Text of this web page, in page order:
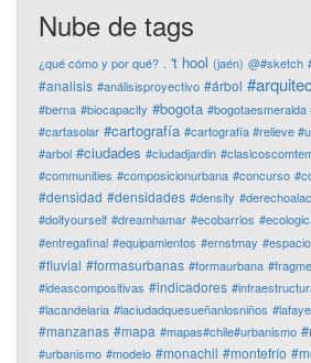
Nube de tags
¿qué cómo y por qué? . 't hool (jaén) @#sketch
#analisis #análisisproyectivo #árbol
#berna #biocapacity #bogota
#cartasolar #cartografía #cartografía #relieve
#arbol #ciudades #ciudadjardin
#communities #composicionurbana #concurso
#densidad #densidades #density
#doityourself #dreamhamar #ecobarrios
#entregafinal #equipamientos #ernstmay #espacio
#fluvial #formasurbanas #formaurbana
#ideascompositivas #indicadores
#lacandelaria #laciudadquesueñanlosniños
#manzanas #mapa #mapas#chile#urbanismo
#urbanismo #modelo #monachil #montefrío